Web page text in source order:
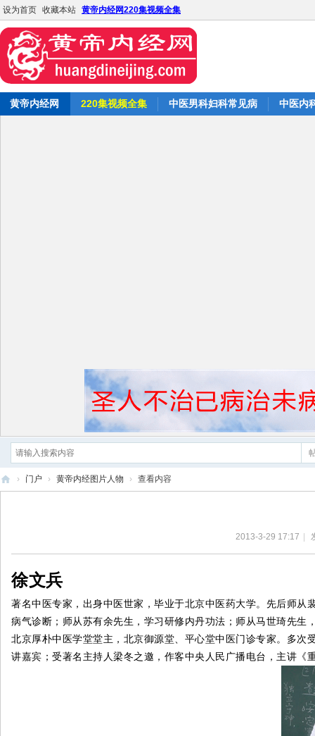
设为首页 收藏本站 黄帝内经网220集视频全集
黄帝内经网 220集视频全集 中医男科妇科常见病 中医内
› 门户 › 黄帝内经图片人物 › 查看内容
2013-3-29 17:17
徐文兵
著名中医专家，出身中医世家，毕业于北京中医药大学。先后师
病气诊断；师从苏有余先生，学习研修内丹功法；师从马世琦先
北京厚朴中医学堂堂主，北京御源堂、平心堂中医门诊专家。多
讲嘉宾；受著名主持人梁冬之邀，作客中央人民广播电台，主讲《